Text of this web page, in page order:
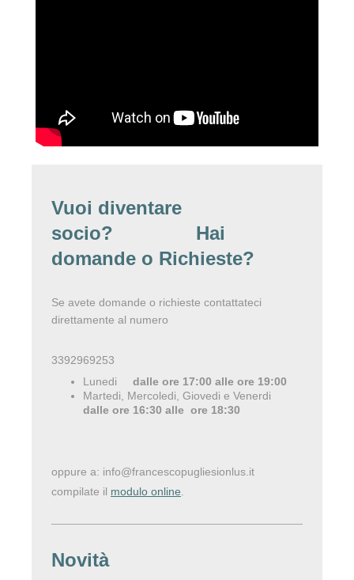
Vuoi diventare
socio? Hai
domande o Richieste?
Se avete domande o richieste contattateci
direttamente al numero
3392969253
Lunedi dalle ore 17:00 alle ore 19:00
Martedi, Mercoledi, Giovedi e Venerdi
dalle ore 16:30 alle ore 18:30
oppure a: info@francescopugliesionlus.it
compilate il modulo online.
Novità